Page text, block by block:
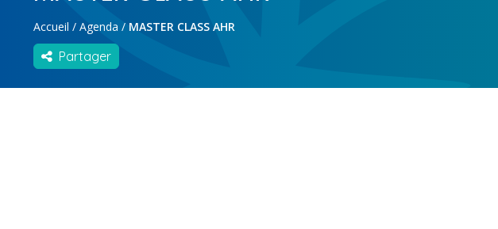
Accueil / Agenda / MASTER CLASS AHR
Partager